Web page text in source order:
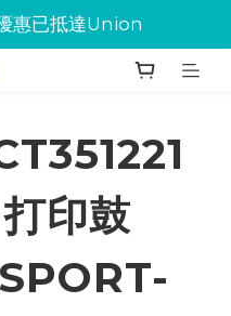
惠已抵達Union
惠已抵達Union
量下單
印鼓